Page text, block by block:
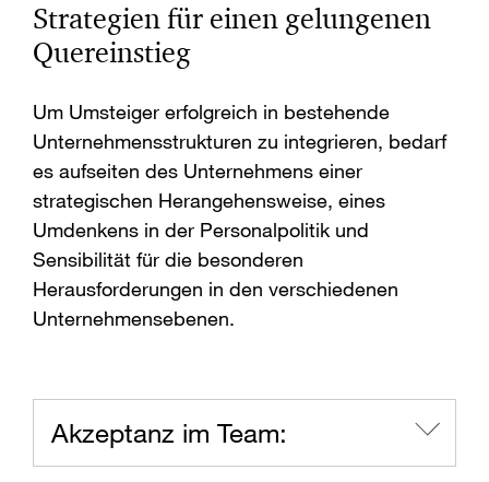
Strategien für einen gelungenen
Quereinstieg
Um Umsteiger erfolgreich in bestehende
Unternehmensstrukturen zu integrieren, bedarf
es aufseiten des Unternehmens einer
strategischen Herangehensweise, eines
Umdenkens in der Personalpolitik und
Sensibilität für die besonderen
Herausforderungen in den verschiedenen
Unternehmensebenen.
Akzeptanz im Team: